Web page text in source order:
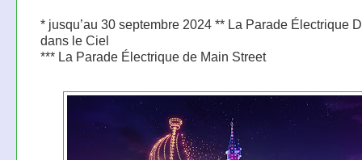
* jusqu’au 30 septembre 2024 ** La Parade Électrique
dans le Ciel
*** La Parade Électrique de Main Street